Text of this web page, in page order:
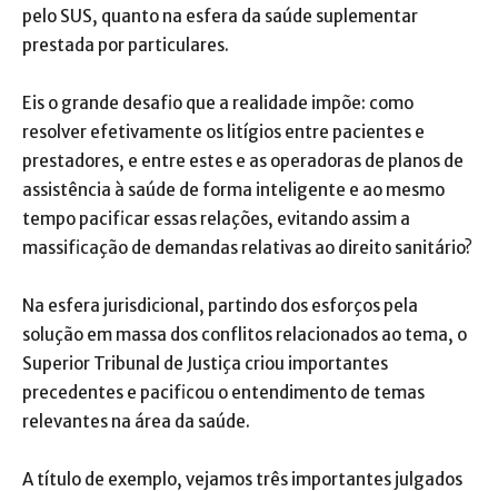
pelo SUS, quanto na esfera da saúde suplementar
prestada por particulares.
Eis o grande desafio que a realidade impõe: como
resolver efetivamente os litígios entre pacientes e
prestadores, e entre estes e as operadoras de planos de
assistência à saúde de forma inteligente e ao mesmo
tempo pacificar essas relações, evitando assim a
massificação de demandas relativas ao direito sanitário?
Na esfera jurisdicional, partindo dos esforços pela
solução em massa dos conflitos relacionados ao tema, o
Superior Tribunal de Justiça criou importantes
precedentes e pacificou o entendimento de temas
relevantes na área da saúde.
A título de exemplo, vejamos três importantes julgados